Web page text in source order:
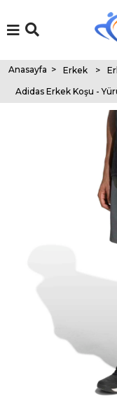
Anasayfa > Erkek >
Adidas Erkek Koşu -